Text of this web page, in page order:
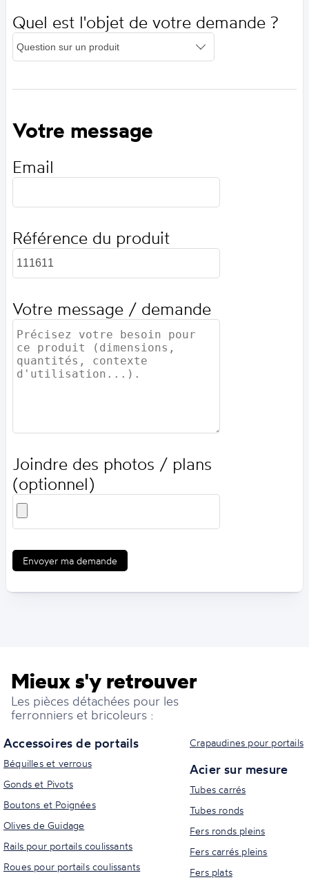
Quel est l'objet de votre demande ?
Votre message
Email
Référence du produit
Votre message / demande
Joindre des photos / plans
(optionnel)
Envoyer ma demande
Mieux s'y retrouver
Les pièces détachées pour les
ferronniers et bricoleurs :
Accessoires de portails
Béquilles et verrous
Gonds et Pivots
Boutons et Poignées
Olives de Guidage
Rails pour portails coulissants
Roues pour portails coulissants
Crapaudines pour portails
Acier sur mesure
Tubes carrés
Tubes ronds
Fers ronds pleins
Fers carrés pleins
Fers plats